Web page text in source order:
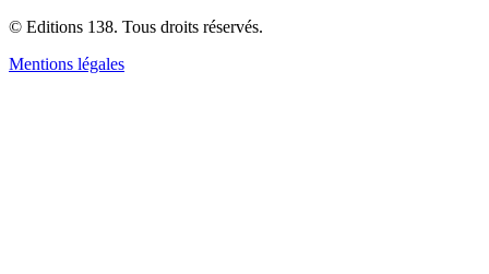
© Editions 138. Tous droits réservés.
Mentions légales